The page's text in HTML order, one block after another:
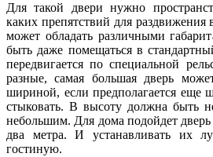
Для такой двери нужно
каких препятствий для
может обладать различными
быть даже помещаться в
передвигается по специальной
разные, самая большая дверь
шириной, если предполагается еще
стыковать. В высоту должна быть
небольшим. Для дома подойдет
два метра. И устанавливать их
гостиную.